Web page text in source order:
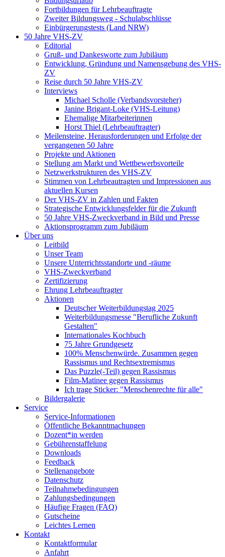
Fortbildungen für Lehrbeauftragte
Zweiter Bildungsweg - Schulabschlüsse
Einbürgerungstests (Land NRW)
50 Jahre VHS-ZV
Editorial
Gruß- und Dankesworte zum Jubiläum
Entwicklung, Gründung und Namensgebung des VHS-
ZV
Reise durch 50 Jahre VHS-ZV
Interviews
Michael Scholle (Verbandsvorsteher)
Janine Brigant-Loke (VHS-Leitung)
Ehemalige Mitarbeiterinnen
Horst Thiel (Lehrbeauftragter)
Meilensteine, Herausforderungen und Erfolge der
vergangenen 50 Jahre
Projekte und Aktionen
Stellung am Markt und Wettbewerbsvorteile
Netzwerkstrukturen des VHS-ZV
Stimmen von Lehrbeautragten und Impressionen aus
aktuellen Kursen
Der VHS-ZV in Zahlen und Fakten
Strategische Entwicklungsfelder für die Zukunft
50 Jahre VHS-Zweckverband in Bild und Presse
Aktionsprogramm zum Jubiläum
Über uns
Leitbild
Unser Team
Unsere Unterrichtsstandorte und -räume
VHS-Zweckverband
Zertifizierung
Ehrung Lehrbeauftragter
Aktionen
Deutscher Weiterbildungstag 2025
Weiterbildungsmesse "Berufliche Zukunft
Gestalten"
Internationales Kochbuch
75 Jahre Grundgesetz
100% Menschenwürde. Zusammen gegen
Rassismus und Rechtsextremismus
Das Puzzle(-Teil) gegen Rassismus
Film-Matinee gegen Rassismus
Ich trage Sticker: "Menschenrechte für alle"
Bildergalerie
Service
Service-Informationen
Öffentliche Bekanntmachungen
Dozent*in werden
Gebührenstaffelung
Downloads
Feedback
Stellenangebote
Datenschutz
Teilnahmebedingungen
Zahlungsbedingungen
Häufige Fragen (FAQ)
Gutscheine
Leichtes Lernen
Kontakt
Kontaktformular
Anfahrt